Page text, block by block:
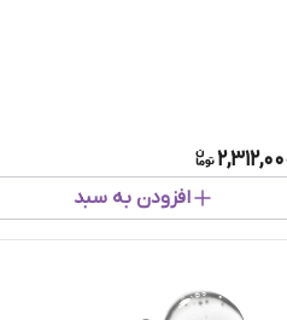
افزودن به سبد